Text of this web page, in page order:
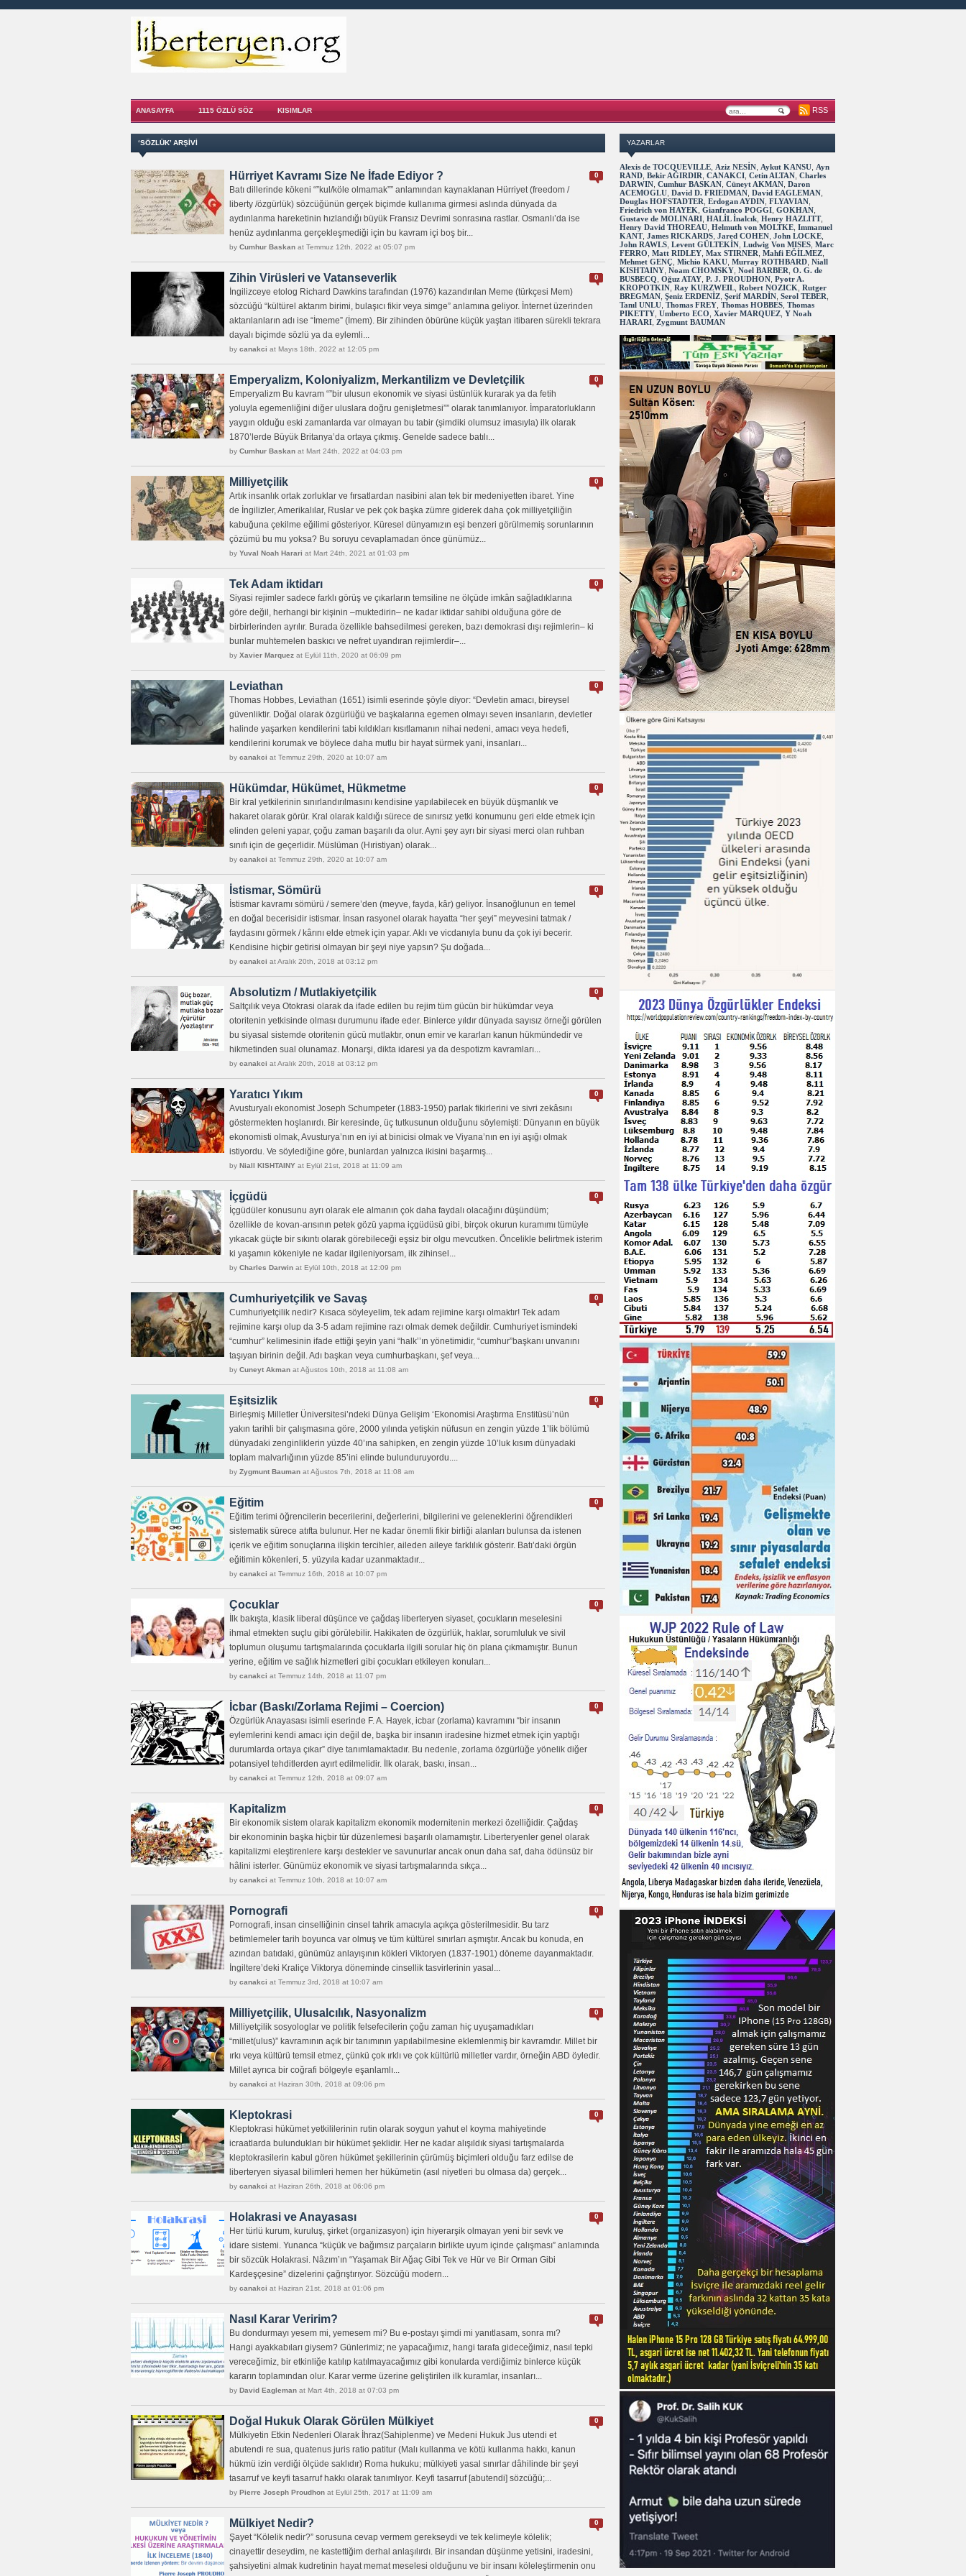
ANASAYFA 1115 ÖZLÜ SÖZ KISIMLAR RSS
‘SÖZLÜK’ ARŞIVI
0
Hürriyet Kavramı Size Ne İfade Ediyor ?
Batı dillerinde kökeni “”kul/köle olmamak”” anlamından kaynaklanan Hürriyet (freedom /
liberty /özgürlük) sözcüğünün gerçek biçimde kullanıma girmesi aslında dünyada da
aydınlanma hareketinin hızlandığı büyük Fransız Devrimi sonrasına rastlar. Osmanlı’da ise
henüz aydınlanma gerçekleşmediği için bu kavram içi boş bir...
by Cumhur Baskan at Temmuz 12th, 2022 at 05:07 pm
0
Zihin Virüsleri ve Vatanseverlik
İngilizceye etolog Richard Dawkins tarafından (1976) kazandırılan Meme (türkçesi Mem)
sözcüğü “kültürel aktarım birimi, bulaşıcı fikir veya simge” anlamına geliyor. İnternet üzerinden
aktarılanların adı ise “İmeme” (İmem). Bir zihinden öbürüne küçük yaştan itibaren sürekli tekrara
dayalı biçimde sözlü ya da eylemli...
by canakci at Mayıs 18th, 2022 at 12:05 pm
0
Emperyalizm, Koloniyalizm, Merkantilizm ve Devletçilik
Emperyalizm Bu kavram “”bir ulusun ekonomik ve siyasi üstünlük kurarak ya da fetih
yoluyla egemenliğini diğer uluslara doğru genişletmesi”” olarak tanımlanıyor. İmparatorlukların
yaygın olduğu eski zamanlarda var olmayan bu tabir (şimdiki olumsuz imasıyla) ilk olarak
1870’lerde Büyük Britanya’da ortaya çıkmış. Genelde sadece batılı...
by Cumhur Baskan at Mart 24th, 2022 at 04:03 pm
0
Milliyetçilik
Artık insanlık ortak zorluklar ve fırsatlardan nasibini alan tek bir medeniyetten ibaret. Yine
de İngilizler, Amerikalılar, Ruslar ve pek çok başka zümre giderek daha çok milliyetçiliğin
kabuğuna çekilme eğilimi gösteriyor. Küresel dünyamızın eşi benzeri görülmemiş sorunlarının
çözümü bu mu yoksa? Bu soruyu cevaplamadan önce günümüz...
by Yuval Noah Harari at Mart 24th, 2021 at 01:03 pm
0
Tek Adam iktidarı
Siyasi rejimler sadece farklı görüş ve çıkarların temsiline ne ölçüde imkân sağladıklarına
göre değil, herhangi bir kişinin –muktedirin– ne kadar iktidar sahibi olduğuna göre de
birbirlerinden ayrılır. Burada özellikle bahsedilmesi gereken, bazı demokrasi dışı rejimlerin– ki
bunlar muhtemelen baskıcı ve nefret uyandıran rejimlerdir–...
by Xavier Marquez at Eylül 11th, 2020 at 06:09 pm
0
Leviathan
Thomas Hobbes, Leviathan (1651) isimli eserinde şöyle diyor: “Devletin amacı, bireysel
güvenliktir. Doğal olarak özgürlüğü ve başkalarına egemen olmayı seven insanların, devletler
halinde yaşarken kendilerini tabi kıldıkları kısıtlamanın nihai nedeni, amacı veya hedefi,
kendilerini korumak ve böylece daha mutlu bir hayat sürmek yani, insanları...
by canakci at Temmuz 29th, 2020 at 10:07 am
0
Hükümdar, Hükümet, Hükmetme
Bir kral yetkilerinin sınırlandırılmasını kendisine yapılabilecek en büyük düşmanlık ve
hakaret olarak görür. Kral olarak kaldığı sürece de sınırsız yetki konumunu geri elde etmek için
elinden geleni yapar, çoğu zaman başarılı da olur. Ayni şey ayrı bir siyasi merci olan ruhban
sınıfı için de geçerlidir. Müslüman (Hıristiyan) olarak...
by canakci at Temmuz 29th, 2020 at 10:07 am
0
İstismar, Sömürü
İstismar kavramı sömürü / semere’den (meyve, fayda, kâr) geliyor. İnsanoğlunun en temel
en doğal becerisidir istismar. İnsan rasyonel olarak hayatta “her şeyi” meyvesini tatmak /
faydasını görmek / kârını elde etmek için yapar. Aklı ve vicdanıyla bunu da çok iyi becerir.
Kendisine hiçbir getirisi olmayan bir şeyi niye yapsın? Şu doğada...
by canakci at Aralık 20th, 2018 at 03:12 pm
0
Absolutizm / Mutlakiyetçilik
Saltçılık veya Otokrasi olarak da ifade edilen bu rejim tüm gücün bir hükümdar veya
otoritenin yetkisinde olması durumunu ifade eder. Binlerce yıldır dünyada sayısız örneği görülen
bu siyasal sistemde otoritenin gücü mutlaktır, onun emir ve kararları kanun hükmündedir ve
hikmetinden sual olunamaz. Monarşi, dikta idaresi ya da despotizm kavramları...
by canakci at Aralık 20th, 2018 at 03:12 pm
0
Yaratıcı Yıkım
Avusturyalı ekonomist Joseph Schumpeter (1883-1950) parlak fikirlerini ve sivri zekâsını
göstermekten hoşlanırdı. Bir keresinde, üç tutkusunun olduğunu söylemişti: Dünyanın en büyük
ekonomisti olmak, Avusturya’nın en iyi at binicisi olmak ve Viyana’nın en iyi aşığı olmak
istiyordu. Ve söylediğine göre, bunlardan yalnızca ikisini başarmış...
by Niall KISHTAINY at Eylül 21st, 2018 at 11:09 am
0
İçgüdü
İçgüdüler konusunu ayrı olarak ele almanın çok daha faydalı olacağını düşündüm;
özellikle de kovan-arısının petek gözü yapma içgüdüsü gibi, birçok okurun kuramımı tümüyle
yıkacak güçte bir sıkıntı olarak görebileceği eşsiz bir olgu mevcutken. Öncelikle belirtmek isterim
ki yaşamın kökeniyle ne kadar ilgileniyorsam, ilk zihinsel...
by Charles Darwin at Eylül 10th, 2018 at 12:09 pm
0
Cumhuriyetçilik ve Savaş
Cumhuriyetçilik nedir? Kısaca söyleyelim, tek adam rejimine karşı olmaktır! Tek adam
rejimine karşı olup da 3-5 adam rejimine razı olmak demek değildir. Cumhuriyet ismindeki
“cumhur” kelimesinin ifade ettiği şeyin yani “halk’’ın yönetimidir, “cumhur”başkanı unvanını
taşıyan birinin değil. Adı başkan veya cumhurbaşkanı, şef veya...
by Cuneyt Akman at Ağustos 10th, 2018 at 11:08 am
0
Eşitsizlik
Birleşmiş Milletler Üniversitesi’ndeki Dünya Gelişim ‘Ekonomisi Araştırma Enstitüsü’nün
yakın tarihli bir çalışmasına göre, 2000 yılında yetişkin nüfusun en zengin yüzde 1’lik bölümü
dünyadaki zenginliklerin yüzde 40’ına sahipken, en zengin yüzde 10’luk kısım dünyadaki
toplam malvarlığının yüzde 85’ini elinde bulunduruyordu....
by Zygmunt Bauman at Ağustos 7th, 2018 at 11:08 am
0
Eğitim
Eğitim terimi öğrencilerin becerilerini, değerlerini, bilgilerini ve geleneklerini öğrendikleri
sistematik sürece atıfta bulunur. Her ne kadar önemli fikir birliği alanları bulunsa da istenen
içerik ve eğitim sonuçlarına ilişkin tercihler, aileden aileye farklılık gösterir. Batı’daki örgün
eğitimin kökenleri, 5. yüzyıla kadar uzanmaktadır...
by canakci at Temmuz 16th, 2018 at 10:07 pm
0
Çocuklar
İlk bakışta, klasik liberal düşünce ve çağdaş liberteryen siyaset, çocukların meselesini
ihmal etmekten suçlu gibi görülebilir. Hakikaten de özgürlük, haklar, sorumluluk ve sivil
toplumun oluşumu tartışmalarında çocuklarla ilgili sorular hiç ön plana çıkmamıştır. Bunun
yerine, eğitim ve sağlık hizmetleri gibi çocukları etkileyen konuları...
by canakci at Temmuz 14th, 2018 at 11:07 pm
0
İcbar (Baskı/Zorlama Rejimi – Coercion)
Özgürlük Anayasası isimli eserinde F. A. Hayek, icbar (zorlama) kavramını “bir insanın
eylemlerini kendi amacı için değil de, başka bir insanın iradesine hizmet etmek için yaptığı
durumlarda ortaya çıkar” diye tanımlamaktadır. Bu nedenle, zorlama özgürlüğe yönelik diğer
potansiyel tehditlerden ayırt edilmelidir. İlk olarak, baskı, insan...
by canakci at Temmuz 12th, 2018 at 09:07 am
0
Kapitalizm
Bir ekonomik sistem olarak kapitalizm ekonomik modernitenin merkezi özelliğidir. Çağdaş
bir ekonominin başka hiçbir tür düzenlemesi başarılı olamamıştır. Liberteryenler genel olarak
kapitalizmi eleştirenlere karşı destekler ve savunurlar ancak onun daha saf, daha ödünsüz bir
hâlini isterler. Günümüz ekonomik ve siyasi tartışmalarında sıkça...
by canakci at Temmuz 10th, 2018 at 10:07 am
0
Pornografi
Pornografi, insan cinselliğinin cinsel tahrik amacıyla açıkça gösterilmesidir. Bu tarz
betimlemeler tarih boyunca var olmuş ve tüm kültürel sınırları aşmıştır. Ancak bu konuda, en
azından batıdaki, günümüz anlayışının kökleri Viktoryen (1837-1901) döneme dayanmaktadır.
İngiltere’deki Kraliçe Viktorya döneminde cinsellik tasvirlerinin yasal...
by canakci at Temmuz 3rd, 2018 at 10:07 am
0
Milliyetçilik, Ulusalcılık, Nasyonalizm
Milliyetçilik sosyologlar ve politik felsefecilerin çoğu zaman hiç uyuşamadıkları
“millet(ulus)” kavramının açık bir tanımının yapılabilmesine eklemlenmiş bir kavramdır. Millet bir
ırkı veya kültürü temsil etmez, çünkü çok ırklı ve çok kültürlü milletler vardır, örneğin ABD öyledir.
Millet ayrıca bir coğrafi bölgeyle eşanlamlı...
by canakci at Haziran 30th, 2018 at 09:06 pm
0
Kleptokrasi
Kleptokrasi hükümet yetkililerinin rutin olarak soygun yahut el koyma mahiyetinde
icraatlarda bulundukları bir hükümet şeklidir. Her ne kadar alışıldık siyasi tartışmalarda
kleptokrasilerin kabul gören hükümet şekillerinin çürümüş biçimleri olduğu farz edilse de
liberteryen siyasal bilimleri hemen her hükümetin (asıl niyetleri bu olmasa da) gerçek...
by canakci at Haziran 26th, 2018 at 06:06 pm
0
Holakrasi ve Anayasası
Her türlü kurum, kuruluş, şirket (organizasyon) için hiyerarşik olmayan yeni bir sevk ve
idare sistemi. Yunanca “küçük ve bağımsız parçaların birlikte uyum içinde çalışması” anlamında
bir sözcük Holakrasi. Nâzım’ın “Yaşamak Bir Ağaç Gibi Tek ve Hür ve Bir Orman Gibi
Kardeşçesine” dizelerini çağrıştırıyor. Sözcüğü modern...
by canakci at Haziran 21st, 2018 at 01:06 pm
0
Nasıl Karar Veririm?
Bu dondurmayı yesem mi, yemesem mi? Bu e-postayı şimdi mi yanıtlasam, sonra mı?
Hangi ayakkabıları giysem? Günlerimiz; ne yapacağımız, hangi tarafa gideceğimiz, nasıl tepki
vereceğimiz, bir etkinliğe katılıp katılmayacağımız gibi konularda verdiğimiz binlerce küçük
kararın toplamından olur. Karar verme üzerine geliştirilen ilk kuramlar, insanları...
by David Eagleman at Mart 4th, 2018 at 07:03 pm
0
Doğal Hukuk Olarak Görülen Mülkiyet
Mülkiyetin Etkin Nedenleri Olarak İhraz(Sahiplenme) ve Medeni Hukuk Jus utendi et
abutendi re sua, quatenus juris ratio patitur (Malı kullanma ve kötü kullanma hakkı, kanun
hükmü izin verdiği ölçüde saklıdır) Roma hukuku; mülkiyeti yasal sınırlar dâhilinde bir şeyi
tasarruf ve keyfi tasarruf hakkı olarak tanımlıyor. Keyfi tasarruf [abutendi] sözcüğü;...
by Pierre Joseph Proudhon at Eylül 25th, 2017 at 11:09 am
0
Mülkiyet Nedir?
Şayet “Kölelik nedir?” sorusuna cevap vermem gerekseydi ve tek kelimeyle kölelik;
cinayettir deseydim, ne kastettiğim derhal anlaşılırdı. Bir insandan düşünme yetisini, iradesini,
şahsiyetini almak kudretinin hayat memat meselesi olduğunu ve bir insanı köleleştirmenin onu
YAZARLAR
Alexis de TOCQUEVILLE Aziz NESİN Aykut KANSU Ayn
RAND Bekir AĞIRDIR CANAKCI Cetin ALTAN Charles
DARWIN Cumhur BASKAN Cüneyt AKMAN Daron
ACEMOGLU David D. FRIEDMAN David EAGLEMAN
Douglas HOFSTADTER Erdogan AYDIN FLYAVIAN
Friedrich von HAYEK Gianfranco POGGI GOKHAN
Gustave de MOLINARI HALİL İnalcık Henry HAZLITT,
Henry David THOREAU Helmuth von MOLTKE Immanuel
KANT, James RICKARDS Jared COHEN John LOCKE
John RAWLS Levent GÜLTEKİN Ludwig Von MISES Marc
FERRO Matt RIDLEY Max STIRNER Mahfi EĞİLMEZ
Mehmet GENÇ Michio KAKU Murray ROTHBARD Niall
KISHTAINY Noam CHOMSKY Noel BARBER O. G. de
BUSBECQ Oğuz ATAY P. J. PROUDHON Pyotr A.
KROPOTKIN Ray KURZWEIL Robert NOZICK Rutger
BREGMAN Şeniz ERDENİZ Şerif MARDİN Serol TEBER
Tanıl UNLU Thomas FREY Thomas HOBBES Thomas
PIKETTY Umberto ECO Xavier MARQUEZ Y Noah
HARARI Zygmunt BAUMAN